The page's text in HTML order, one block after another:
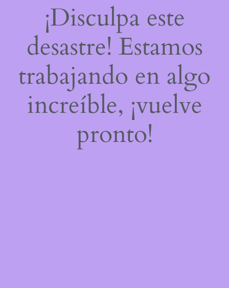
¡Disculpa este
desastre! Estamos
trabajando en algo
increíble, ¡vuelve
pronto!